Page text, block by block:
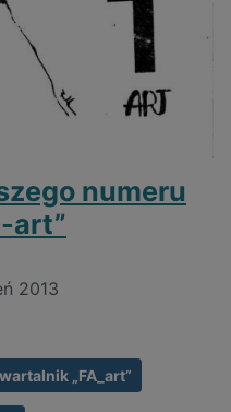
numeru
art”
2013
„FA_art”